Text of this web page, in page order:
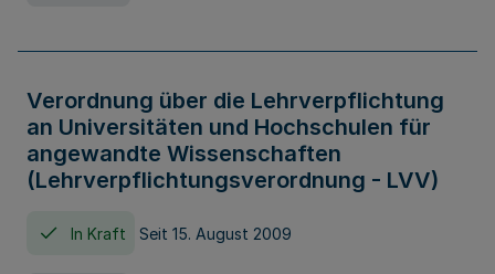
Verordnung über die Lehrverpflichtung
an Universitäten und Hochschulen für
angewandte Wissenschaften
(Lehrverpflichtungsverordnung - LVV)
In Kraft Seit 15. August 2009